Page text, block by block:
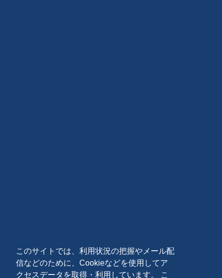
このサイトでは、利用状況の把握やメール配
信などのために、Cookieなどを使用してア
クセスデータを取得・利用しています。 こ